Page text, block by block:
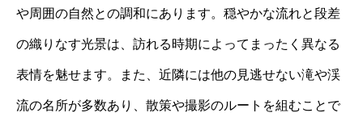
や周囲の自然との調和にあります。穏やかな流れと段差
の織りなす光景は、訪れる時期によってまったく異なる
表情を魅せます。また、近隣には他の見逃せない滝や渓
流の名所が多数あり、散策や撮影のルートを組むことで